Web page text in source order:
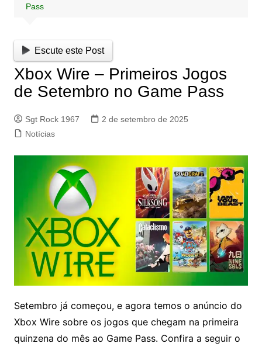
Pass
Escute este Post
Xbox Wire – Primeiros Jogos
de Setembro no Game Pass
Sgt Rock 1967
2 de setembro de 2025
Notícias
Setembro já começou, e agora temos o anúncio do
Xbox Wire sobre os jogos que chegam na primeira
quinzena do mês ao Game Pass. Confira a seguir o